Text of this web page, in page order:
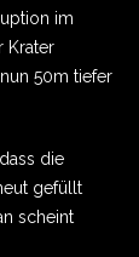
im
Krater
50m tiefer
die
gefüllt
scheint